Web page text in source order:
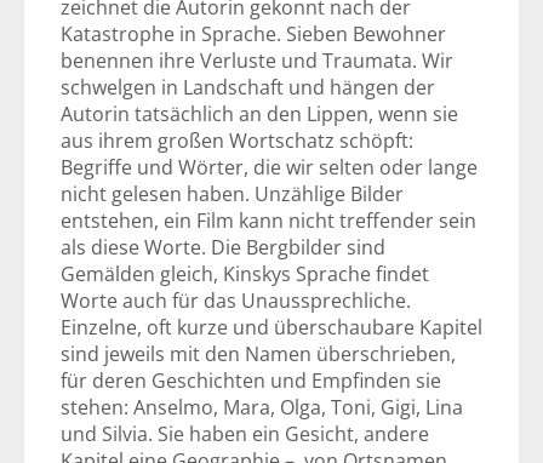
zeichnet die Autorin gekonnt nach der
Katastrophe in Sprache. Sieben Bewohner
benennen ihre Verluste und Traumata. Wir
schwelgen in Landschaft und hängen der
Autorin tatsächlich an den Lippen, wenn sie
aus ihrem großen Wortschatz schöpft:
Begriffe und Wörter, die wir selten oder lange
nicht gelesen haben. Unzählige Bilder
entstehen, ein Film kann nicht treffender sein
als diese Worte. Die Bergbilder sind
Gemälden gleich, Kinskys Sprache findet
Worte auch für das Unaussprechliche.
Einzelne, oft kurze und überschaubare Kapitel
sind jeweils mit den Namen überschrieben,
für deren Geschichten und Empfinden sie
stehen: Anselmo, Mara, Olga, Toni, Gigi, Lina
und Silvia. Sie haben ein Gesicht, andere